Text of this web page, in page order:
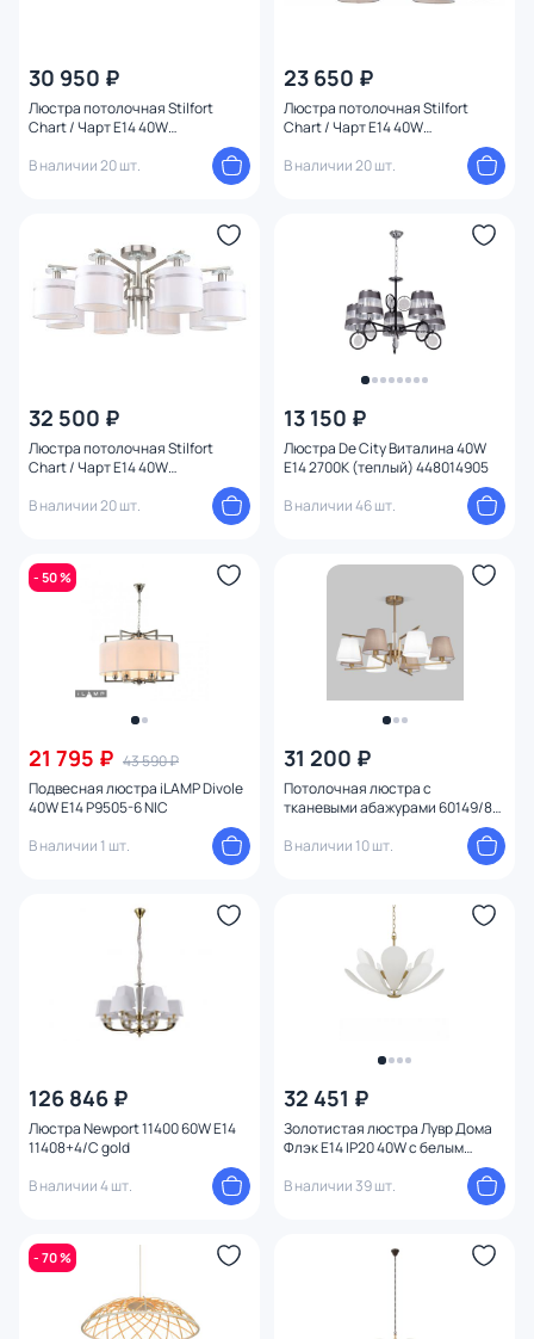
30 950 ₽
Люстра потолочная Stilfort
Chart / Чарт E14 40W
В наличии 20 шт.
23 650 ₽
Люстра потолочная Stilfort
Chart / Чарт E14 40W
В наличии 20 шт.
32 500 ₽
Люстра потолочная Stilfort
Chart / Чарт E14 40W
В наличии 20 шт.
13 150 ₽
Люстра De City Виталина 40W
E14 2700К (теплый) 448014905
В наличии 46 шт.
- 50 %
21 795 ₽ 43 590 ₽
Подвесная люстра iLAMP Divole
40W E14 P9505-6 NIC
В наличии 1 шт.
31 200 ₽
Потолочная люстра с
тканевыми абажурами 60149/8
В наличии 10 шт.
126 846 ₽
Люстра Newport 11400 60W E14
11408+4/C gold
В наличии 4 шт.
32 451 ₽
Золотистая люстра Лувр Дома
Флэк E14 IP20 40W с белым
В наличии 39 шт.
- 70 %